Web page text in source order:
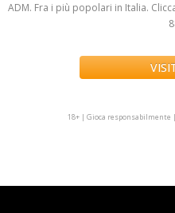
ADM. Fra i più popolari in Italia.
18+ | Gioca